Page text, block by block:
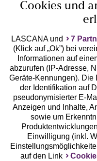
Geprüfte
Unsere Apps
Cookies und
LASCANA und 7
(Klick auf „Ok”) bei
Informationen auf
abzurufen (IP-Adresse,
Geräte-Kennungen). Die
der Identifikation auf
pseudonymisierter E-
Anzeigen und Inhalte,
sowie um
Einwilligung (inkl.
auf den Link